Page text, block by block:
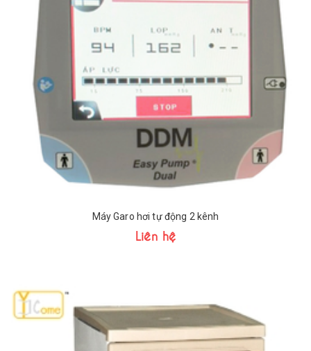
Máy Garo hơi tự động 2 kênh
Liên hệ